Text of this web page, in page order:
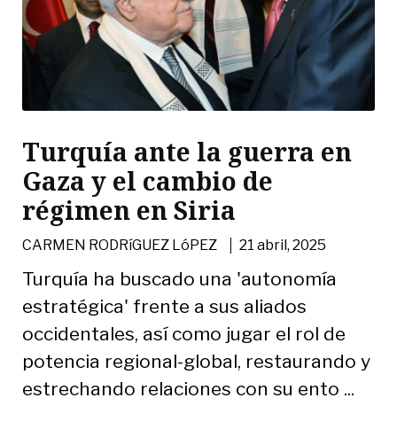
Turquía ante la guerra en
Gaza y el cambio de
régimen en Siria
CARMEN RODRíGUEZ LóPEZ |21 abril, 2025
Turquía ha buscado una 'autonomía
estratégica' frente a sus aliados
occidentales, así como jugar el rol de
potencia regional-global, restaurando y
estrechando relaciones con su ento ...